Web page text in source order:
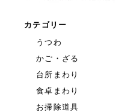
カテゴリー
うつわ
かご・ざる
台所まわり
食卓まわり
お掃除道具